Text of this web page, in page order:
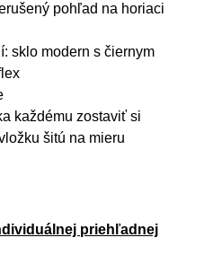
pohľad na horiaci
sklo modern s čiernym
každému zostaviť si
šitú na mieru
priehľadnej